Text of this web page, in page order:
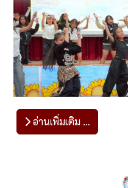
อ่านเพิ่มเติม …